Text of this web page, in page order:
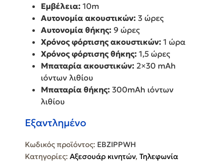
Εμβέλεια: 10m
Αυτονομία ακουστικών: 3 ώρες
Αυτονομία θήκης: 9 ώρες
Χρόνος φόρτισης ακουστικών: 1 ώρα
Χρόνος φόρτισης θήκης: 1,5 ώρες
Μπαταρία ακουστικών: 2×30 mAh
ιόντων λιθίου
Μπαταρία θήκης: 300mAh ιόντων
λιθίου
Εξαντλημένο
Κωδικός προϊόντος: EBZIPPWH
Κατηγορίες: Αξεσουάρ κινητών, Τηλεφωνία